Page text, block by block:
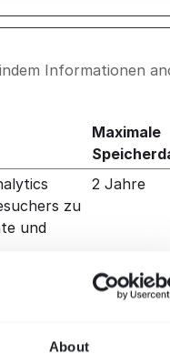
About
Informationen
Maximale
zu
und
2 Jahre
2 Jahre